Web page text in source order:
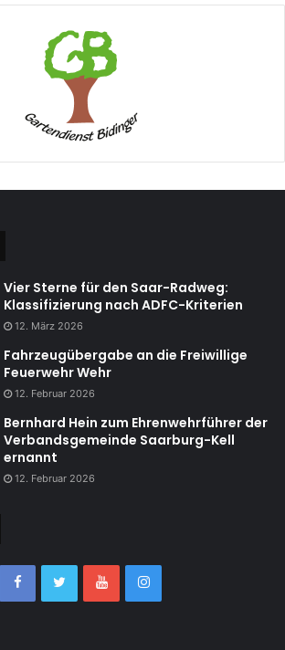
Vier Sterne für den Saar-Radweg:
Klassifizierung nach ADFC-Kriterien
12. März 2026
Fahrzeugübergabe an die Freiwillige
Feuerwehr Wehr
12. Februar 2026
Bernhard Hein zum Ehrenwehrführer der
Verbandsgemeinde Saarburg-Kell
ernannt
12. Februar 2026